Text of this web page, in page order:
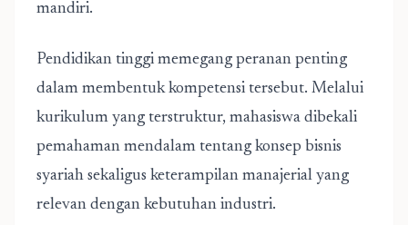
mandiri.
Pendidikan tinggi memegang peranan penting
dalam membentuk kompetensi tersebut. Melalui
kurikulum yang terstruktur, mahasiswa dibekali
pemahaman mendalam tentang konsep bisnis
syariah sekaligus keterampilan manajerial yang
relevan dengan kebutuhan industri.